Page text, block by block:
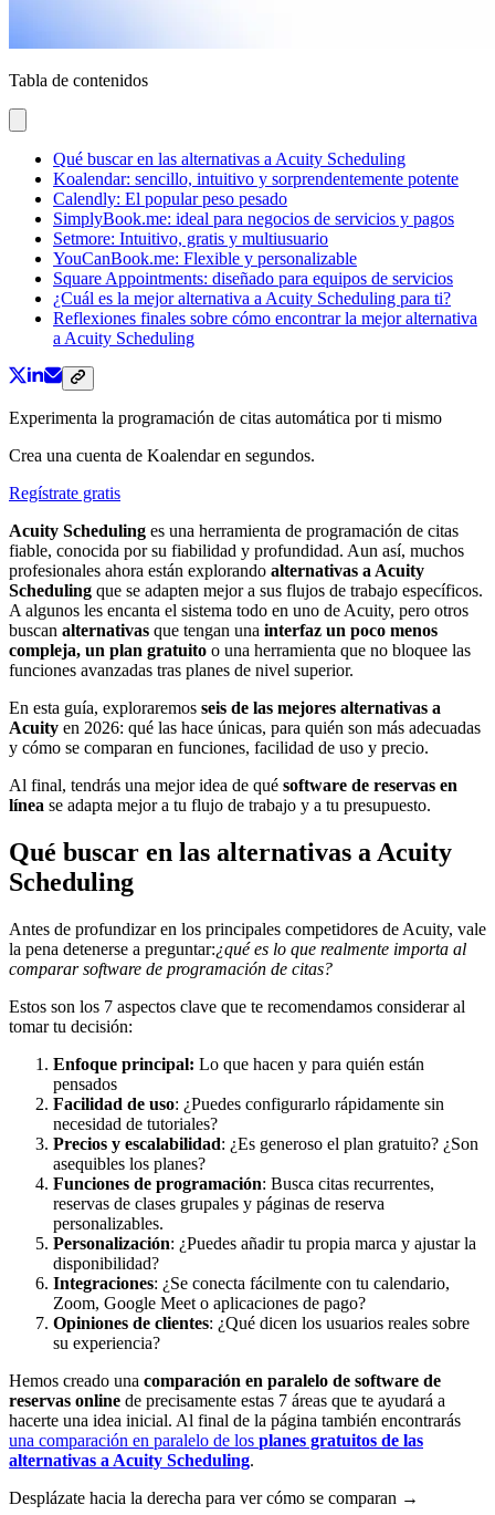
Tabla de contenidos
Qué buscar en las alternativas a Acuity Scheduling
Koalendar: sencillo, intuitivo y sorprendentemente potente
Calendly: El popular peso pesado
SimplyBook.me: ideal para negocios de servicios y pagos
Setmore: Intuitivo, gratis y multiusuario
YouCanBook.me: Flexible y personalizable
Square Appointments: diseñado para equipos de servicios
¿Cuál es la mejor alternativa a Acuity Scheduling para ti?
Reflexiones finales sobre cómo encontrar la mejor alternativa
a Acuity Scheduling
Experimenta la programación de citas automática por ti mismo
Crea una cuenta de Koalendar en segundos.
Regístrate gratis
Acuity Scheduling es una herramienta de programación de citas
fiable, conocida por su fiabilidad y profundidad. Aun así, muchos
profesionales ahora están explorando alternativas a Acuity
Scheduling que se adapten mejor a sus flujos de trabajo específicos.
A algunos les encanta el sistema todo en uno de Acuity, pero otros
buscan alternativas que tengan una interfaz un poco menos
compleja, un plan gratuito o una herramienta que no bloquee las
funciones avanzadas tras planes de nivel superior.
En esta guía, exploraremos seis de las mejores alternativas a
Acuity en 2026: qué las hace únicas, para quién son más adecuadas
y cómo se comparan en funciones, facilidad de uso y precio.
Al final, tendrás una mejor idea de qué software de reservas en
línea se adapta mejor a tu flujo de trabajo y a tu presupuesto.
Qué buscar en las alternativas a Acuity
Scheduling
Antes de profundizar en los principales competidores de Acuity, vale
la pena detenerse a preguntar:¿qué es lo que realmente importa al
comparar software de programación de citas?
Estos son los 7 aspectos clave que te recomendamos considerar al
tomar tu decisión:
Enfoque principal: Lo que hacen y para quién están
pensados
Facilidad de uso: ¿Puedes configurarlo rápidamente sin
necesidad de tutoriales?
Precios y escalabilidad: ¿Es generoso el plan gratuito? ¿Son
asequibles los planes?
Funciones de programación: Busca citas recurrentes,
reservas de clases grupales y páginas de reserva
personalizables.
Personalización: ¿Puedes añadir tu propia marca y ajustar la
disponibilidad?
Integraciones: ¿Se conecta fácilmente con tu calendario,
Zoom, Google Meet o aplicaciones de pago?
Opiniones de clientes: ¿Qué dicen los usuarios reales sobre
su experiencia?
Hemos creado una comparación en paralelo de software de
reservas online de precisamente estas 7 áreas que te ayudará a
hacerte una idea inicial. Al final de la página también encontrarás
una comparación en paralelo de los planes gratuitos de las
alternativas a Acuity Scheduling.
Desplázate hacia la derecha para ver cómo se comparan →